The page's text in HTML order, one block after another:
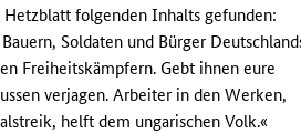
Hetzblatt folgenden Inhalts gefunden:
Soldaten und Bürger
Freiheitskämpfern. Gebt ihnen eure
verjagen. Arbeiter in den Werken,
helft dem ungarischen Volk.«